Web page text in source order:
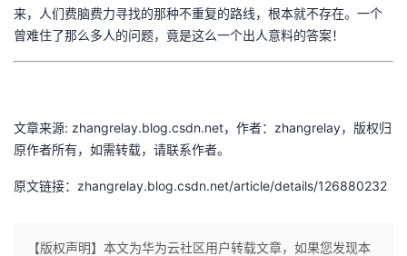
来，人们费脑费力寻找的那种不重复的路线，根本就不存在。一个
曾难住了那么多人的问题，竟是这么一个出人意料的答案！
文章来源: zhangrelay.blog.csdn.net，作者：zhangrelay，版权归
原作者所有，如需转载，请联系作者。
原文链接：zhangrelay.blog.csdn.net/article/details/126880232
【版权声明】本文为华为云社区用户转载文章，如果您发现本